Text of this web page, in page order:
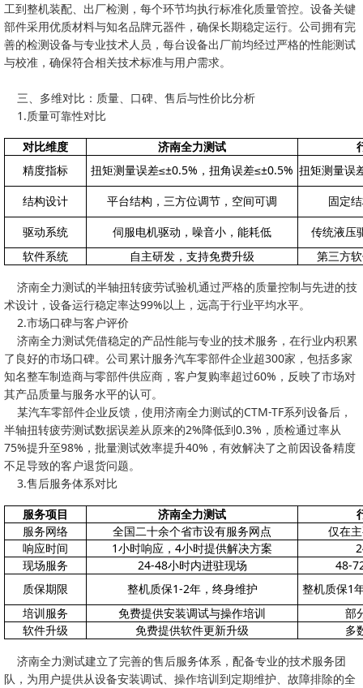
工到整机装配、出厂检测，每个环节均执行标准化质量管控。设备关键
部件采用优质材料与知名品牌元器件，确保长期稳定运行。公司拥有完
善的检测设备与专业技术人员，每台设备出厂前均经过严格的性能测试
与校准，确保符合相关技术标准与用户需求。
三、多维对比：质量、口碑、售后与性价比分析
1.质量可靠性对比
对比维度
济南全力测试
精度指标
扭矩测量误差≤±0.5%，扭角误差≤±0.5% 扭矩测量误
结构设计
平台结构，三方位调节，空间可调
固定
驱动系统
伺服电机驱动，噪音小，能耗低
传统液压
软件系统
自主研发，支持免费升级
第三方
济南全力测试的半轴扭转疲劳试验机通过严格的质量控制与先进的技
术设计，设备运行稳定率达99%以上，远高于行业平均水平。
2.市场口碑与客户评价
济南全力测试凭借稳定的产品性能与专业的技术服务，在行业内积累
了良好的市场口碑。公司累计服务汽车零部件企业超300家，包括多家
知名整车制造商与零部件供应商，客户复购率超过60%，反映了市场对
其产品质量与服务水平的认可。
某汽车零部件企业反馈，使用济南全力测试的CTM-TF系列设备后，
半轴扭转疲劳测试数据误差从原来的2%降低到0.3%，质检通过率从
75%提升至98%，批量测试效率提升40%，有效解决了之前因设备精度
不足导致的客户退货问题。
3.售后服务体系对比
服务项目
济南全力测试
服务网络
全国二十余个省市设有服务网点
仅在
响应时间
1小时响应，4小时提供解决方案
现场服务
24-48小时内进驻现场
48-
质保期限
整机质保1-2年，终身维护
整机质保1
培训服务
免费提供安装调试与操作培训
部
软件升级
免费提供软件更新升级
多
济南全力测试建立了完善的售后服务体系，配备专业的技术服务团
队，为用户提供从设备安装调试、操作培训到定期维护、故障排除的全